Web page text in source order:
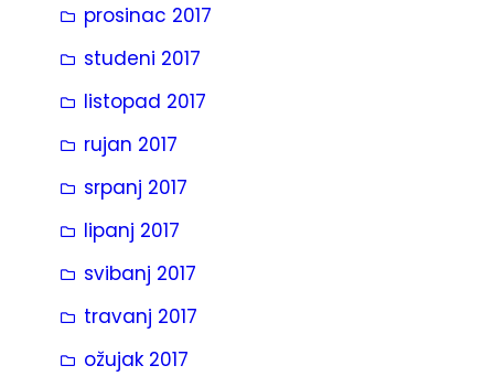
prosinac 2017
studeni 2017
listopad 2017
rujan 2017
srpanj 2017
lipanj 2017
svibanj 2017
travanj 2017
ožujak 2017